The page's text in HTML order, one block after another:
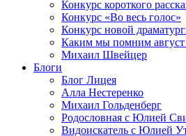
Конкурс короткого
Конкурс «Во весь голос»
Конкурс новой
Каким мы помним
Михаил Швейцер
Блоги
Блог Лицея
Алла Нестеренко
Михаил Гольденберг
Родословная с Юлией
Видоискатель с Юлией